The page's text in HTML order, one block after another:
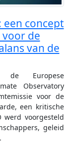
een concept
de
van de
Europese
Observatory
voor de
een kritische
werd voorgesteld
geleid